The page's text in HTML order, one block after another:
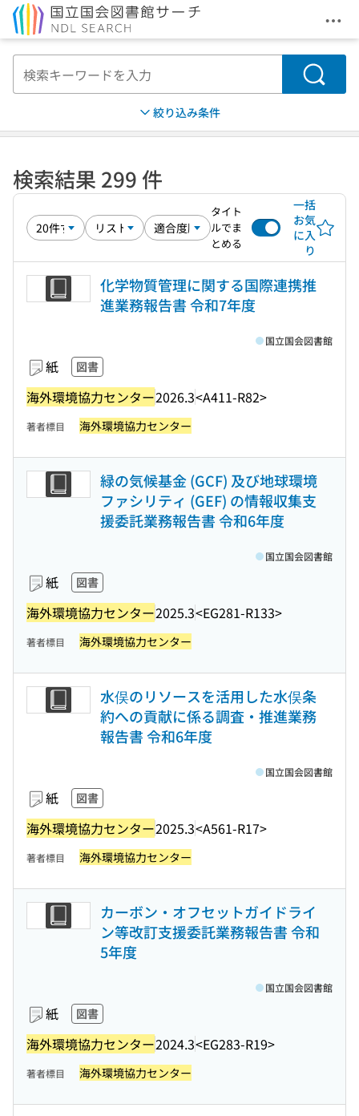
メ
検索
絞り込み条件
検索結果 299 件
タイト
ルでま
とめる
一括
お気
に入
り
化学物質管理に関する国際連携推
進業務報告書 令和7年度
紙 図書
海外環境協力センター2026.3<A411-R82>
国立国会図書館
著者標目 海外環境協力センター
緑の気候基金 (GCF) 及び地球環境
ファシリティ (GEF) の情報収集支
援委託業務報告書 令和6年度
紙 図書
海外環境協力センター2025.3<EG281-R133>
国立国会図書館
著者標目 海外環境協力センター
水俣のリソースを活用した水俣条
約への貢献に係る調査・推進業務
報告書 令和6年度
紙 図書
海外環境協力センター2025.3<A561-R17>
国立国会図書館
著者標目 海外環境協力センター
カーボン・オフセットガイドライ
ン等改訂支援委託業務報告書 令和
5年度
紙 図書
海外環境協力センター2024.3<EG283-R19>
国立国会図書館
著者標目 海外環境協力センター